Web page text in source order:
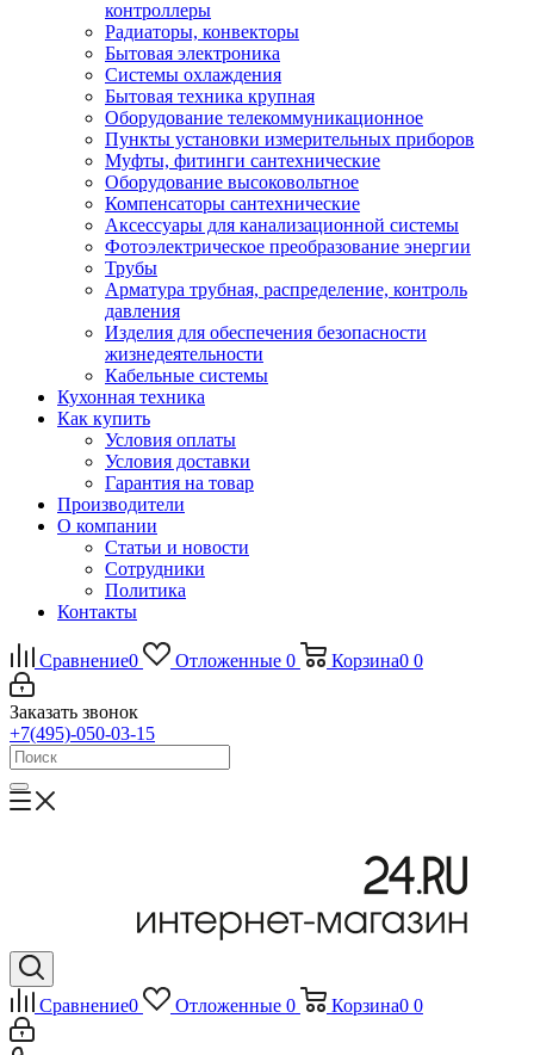
контроллеры
Радиаторы, конвекторы
Бытовая электроника
Системы охлаждения
Бытовая техника крупная
Оборудование телекоммуникационное
Пункты установки измерительных приборов
Муфты, фитинги сантехнические
Оборудование высоковольтное
Компенсаторы сантехнические
Аксессуары для канализационной системы
Фотоэлектрическое преобразование энергии
Трубы
Арматура трубная, распределение, контроль
давления
Изделия для обеспечения безопасности
жизнедеятельности
Кабельные системы
Кухонная техника
Как купить
Условия оплаты
Условия доставки
Гарантия на товар
Производители
О компании
Статьи и новости
Сотрудники
Политика
Контакты
Сравнение0 Отложенные 0 Корзина0 0
Заказать звонок
+7(495)-050-03-15
Сравнение0 Отложенные 0 Корзина0 0